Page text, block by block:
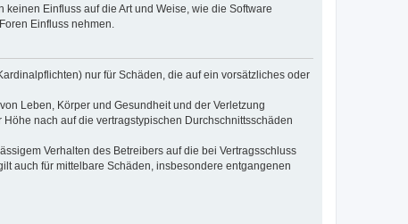
Einfluss auf die Art und Weise, wie die Software
Einfluss nehmen.
nur für Schäden, die auf ein vorsätzliches oder
Leben, Körper und Gesundheit und der Verletzung
nach auf die vertragstypischen Durchschnittsschäden
Verhalten des Betreibers auf die bei Vertragsschluss
auch für mittelbare Schäden, insbesondere entgangenen